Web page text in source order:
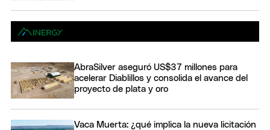
AbraSilver aseguró US$37 millones para
acelerar Diablillos y consolida el avance del
proyecto de plata y oro
Vaca Muerta: ¿qué implica la nueva licitación